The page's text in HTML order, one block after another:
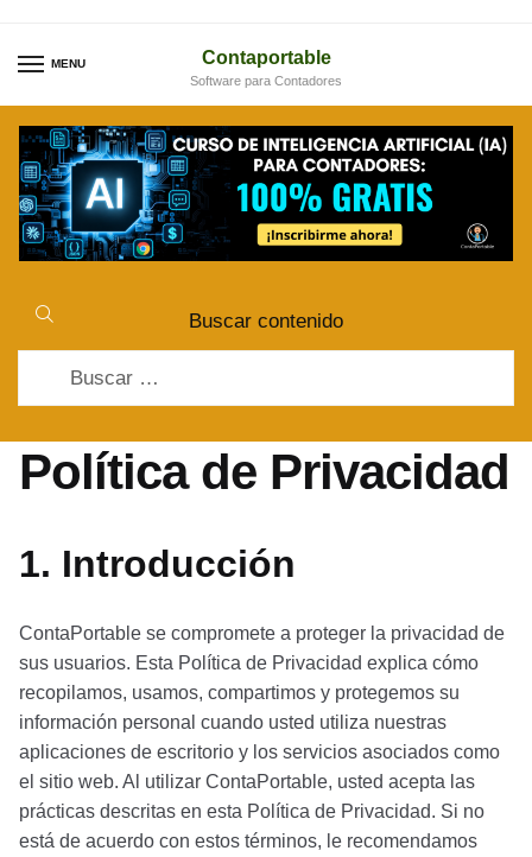
to
to
MENU Contaportable
Software para Contadores
Buscar contenido
Política de Privacidad
1. Introducción
ContaPortable se compromete a proteger la privacidad de
sus usuarios. Esta Política de Privacidad explica cómo
recopilamos, usamos, compartimos y protegemos su
información personal cuando usted utiliza nuestras
aplicaciones de escritorio y los servicios asociados como
el sitio web. Al utilizar ContaPortable, usted acepta las
prácticas descritas en esta Política de Privacidad. Si no
está de acuerdo con estos términos, le recomendamos